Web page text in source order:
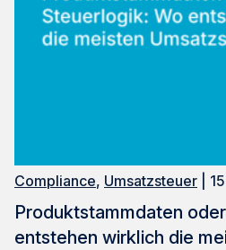
Compliance, Umsatzsteuer |
Produktstammdaten
entstehen wirklich die